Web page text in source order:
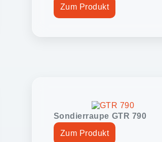
Zum Produkt
Sondierraupe GTR 790
Zum Produkt